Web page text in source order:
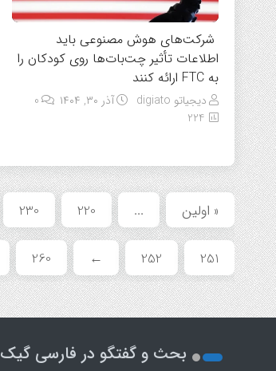
شرکت‌های هوش مصنوعی باید
اطلاعات تأثیر چت‌بات‌ها روی کودکان را
به FTC ارائه کنند
دیجیاتو digiato آذر ۳۰, ۱۴۰۴
0
224
« اولین ...
220
230
251
252
←
260
بحث و گفتگو در فارسی گیک